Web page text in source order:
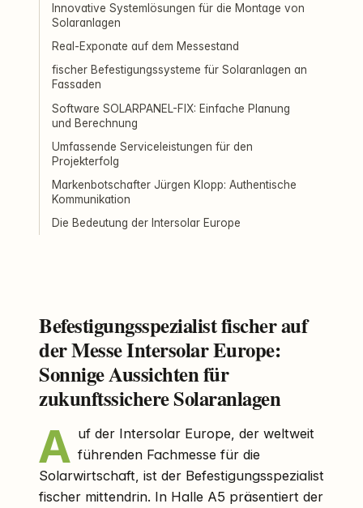
Innovative Systemlösungen für die Montage von
Solaranlagen
Real-Exponate auf dem Messestand
fischer Befestigungssysteme für Solaranlagen an
Fassaden
Software SOLARPANEL-FIX: Einfache Planung
und Berechnung
Umfassende Serviceleistungen für den
Projekterfolg
Markenbotschafter Jürgen Klopp: Authentische
Kommunikation
Die Bedeutung der Intersolar Europe
Befestigungsspezialist fischer auf
der Messe Intersolar Europe:
Sonnige Aussichten für
zukunftssichere Solaranlagen
A uf der Intersolar Europe, der weltweit
führenden Fachmesse für die
Solarwirtschaft, ist der Befestigungsspezialist
fischer mittendrin. In Halle A5 präsentiert der